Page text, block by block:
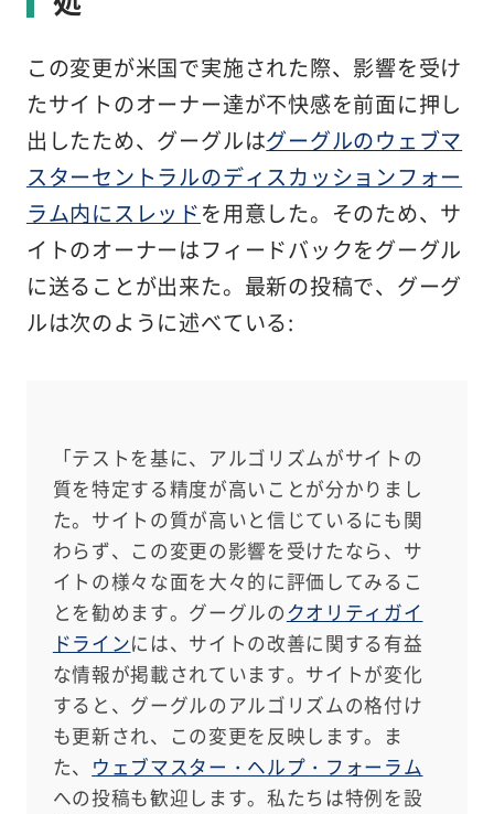
この変更が米国で実施された際、影響を受け
たサイトのオーナー達が不快感を前面に押し
出したため、グーグルはグーグルのウェブマ
スターセントラルのディスカッションフォー
ラム内にスレッドを用意した。そのため、サ
イトのオーナーはフィードバックをグーグル
に送ることが出来た。最新の投稿で、グーグ
ルは次のように述べている:
「テストを基に、アルゴリズムがサイトの
質を特定する精度が高いことが分かりまし
た。サイトの質が高いと信じているにも関
わらず、この変更の影響を受けたなら、サ
イトの様々な面を大々的に評価してみるこ
とを勧めます。グーグルのクオリティガイ
ドラインには、サイトの改善に関する有益
な情報が掲載されています。サイトが変化
すると、グーグルのアルゴリズムの格付け
も更新され、この変更を反映します。ま
た、 ウェブマスター・ヘルプ・フォーラム
への投稿も歓迎します。私たちは特例を設